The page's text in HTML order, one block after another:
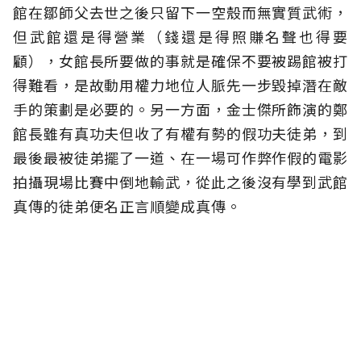
館在鄒師父去世之後只留下一空殼而無實質武術，
但武館還是得營業（錢還是得照賺名聲也得要
顧），女館長所要做的事就是確保不要被踢館被打
得難看，是故動用權力地位人脈先一步毀掉潛在敵
手的策劃是必要的。另一方面，金士傑所飾演的鄭
館長雖有真功夫但收了有權有勢的假功夫徒弟，到
最後最被徒弟擺了一道、在一場可作弊作假的電影
拍攝現場比賽中倒地輸武，從此之後沒有學到武館
真傳的徒弟便名正言順變成真傳。